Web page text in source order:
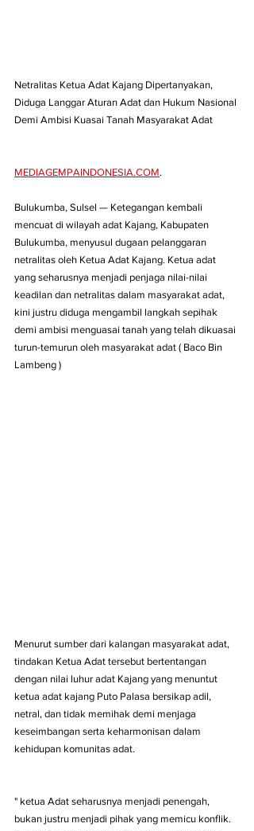
Netralitas Ketua Adat Kajang Dipertanyakan,
Diduga Langgar Aturan Adat dan Hukum Nasional
Demi Ambisi Kuasai Tanah Masyarakat Adat
MEDIAGEMPAINDONESIA.COM.
Bulukumba, Sulsel — Ketegangan kembali
mencuat di wilayah adat Kajang, Kabupaten
Bulukumba, menyusul dugaan pelanggaran
netralitas oleh Ketua Adat Kajang. Ketua adat
yang seharusnya menjadi penjaga nilai-nilai
keadilan dan netralitas dalam masyarakat adat,
kini justru diduga mengambil langkah sepihak
demi ambisi menguasai tanah yang telah dikuasai
turun-temurun oleh masyarakat adat ( Baco Bin
Lambeng )
Menurut sumber dari kalangan masyarakat adat,
tindakan Ketua Adat tersebut bertentangan
dengan nilai luhur adat Kajang yang menuntut
ketua adat kajang Puto Palasa bersikap adil,
netral, dan tidak memihak demi menjaga
keseimbangan serta keharmonisan dalam
kehidupan komunitas adat.
" ketua Adat seharusnya menjadi penengah,
bukan justru menjadi pihak yang memicu konflik.